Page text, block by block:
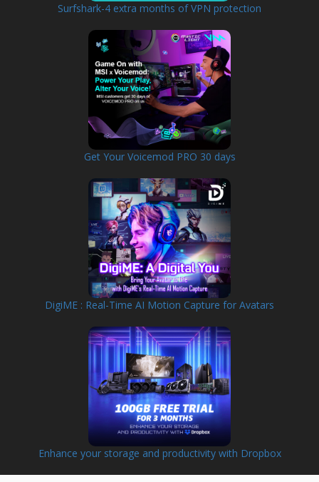
Surfshark-4 extra months of VPN protection
Get Your Voicemod PRO 30 days
DigiME : Real-Time AI Motion Capture for Avatars
Enhance your storage and productivity with Dropbox